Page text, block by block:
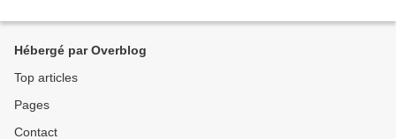
Hébergé par Overblog
Top articles
Pages
Contact